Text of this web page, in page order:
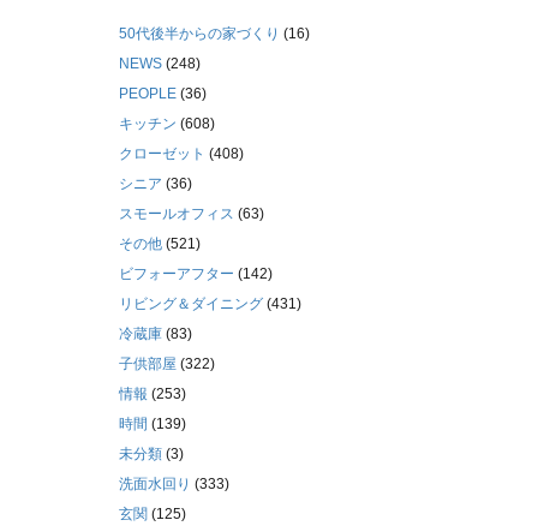
50代後半からの家づくり (16)
NEWS (248)
PEOPLE (36)
キッチン (608)
クローゼット (408)
シニア (36)
スモールオフィス (63)
その他 (521)
ビフォーアフター (142)
リビング＆ダイニング (431)
冷蔵庫 (83)
子供部屋 (322)
情報 (253)
時間 (139)
未分類 (3)
洗面水回り (333)
玄関 (125)